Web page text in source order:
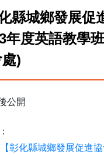
縣城鄉發展促
年度英語教學
)
公開
彰化縣城鄉發展促進